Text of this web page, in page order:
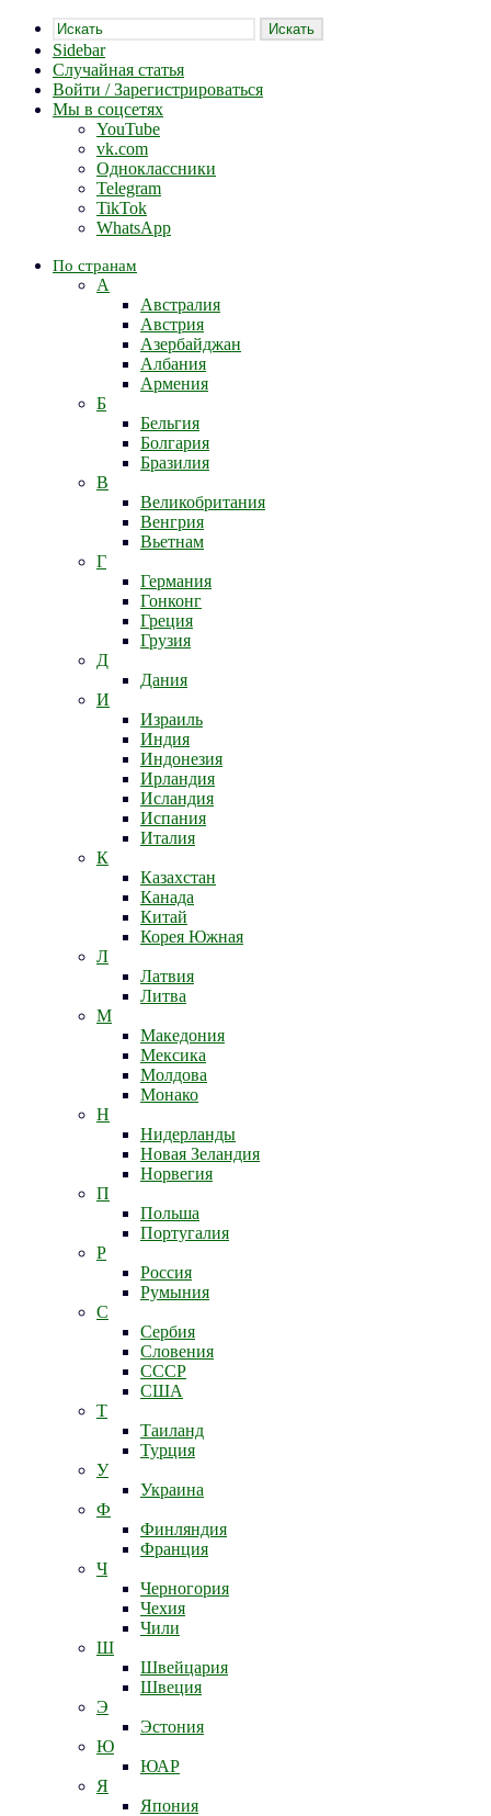
Искать
Sidebar
Случайная статья
Войти / Зарегистрироваться
Мы в соцсетях
YouTube
vk.com
Одноклассники
Telegram
TikTok
WhatsApp
По странам
А
Австралия
Австрия
Азербайджан
Албания
Армения
Б
Бельгия
Болгария
Бразилия
В
Великобритания
Венгрия
Вьетнам
Г
Германия
Гонконг
Греция
Грузия
Д
Дания
И
Израиль
Индия
Индонезия
Ирландия
Исландия
Испания
Италия
К
Казахстан
Канада
Китай
Корея Южная
Л
Латвия
Литва
М
Македония
Мексика
Молдова
Монако
Н
Нидерланды
Новая Зеландия
Норвегия
П
Польша
Португалия
Р
Россия
Румыния
С
Сербия
Словения
СССР
США
Т
Таиланд
Турция
У
Украина
Ф
Финляндия
Франция
Ч
Черногория
Чехия
Чили
Ш
Швейцария
Швеция
Э
Эстония
Ю
ЮАР
Я
Япония